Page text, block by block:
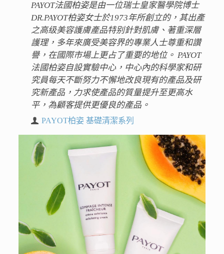
PAYOT法國柏姿是由一位瑞士皇家醫學院博士
DR.PAYOT柏姿女士於1973年所創立的，其出產
之高级美容護膚產品特别針對肌膚、著重深層
護理，多年來廣受美容界的專業人士尊重和讚
譽，在國際市場上更占了重要的地位。 PAYOT
法國柏姿自設實驗中心，中心內的科學家和研
究員每天不斷努力不懈地改良現有的產品及研
究新產品，力求使產品的質量提升至更高水
平，為顧客提供更優良的產品。
PAYOT柏姿 基礎清潔系列